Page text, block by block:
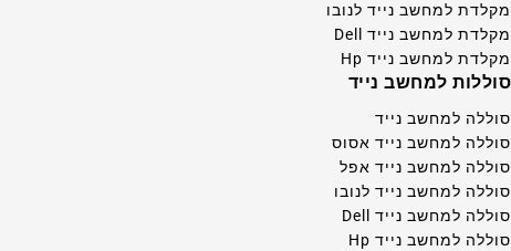
מקלדת למחשב נייד לנובו
מקלדת למחשב נייד Dell
מקלדת למחשב נייד Hp
סוללות למחשב נייד
סוללה למחשב נייד
סוללה למחשב נייד אסוס
סוללה למחשב נייד אפל
סוללה למחשב נייד לנובו
סוללה למחשב נייד Dell
סוללה למחשב נייד Hp